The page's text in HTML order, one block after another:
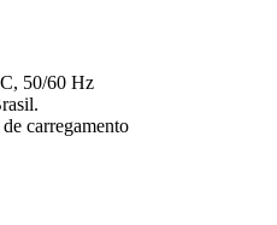
50/60 Hz
carregamento